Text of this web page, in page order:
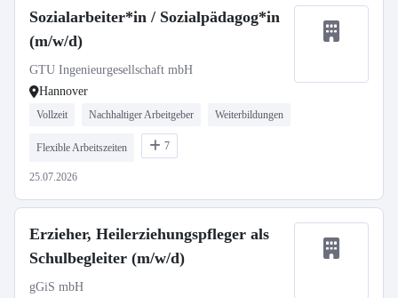
Sozialarbeiter*in / Sozialpädagog*in
(m/w/d)
GTU Ingenieurgesellschaft mbH
Hannover
Vollzeit Nachhaltiger Arbeitgeber Weiterbildungen
Flexible Arbeitszeiten 7
25.07.2026
Erzieher, Heilerziehungspfleger als
Schulbegleiter (m/w/d)
gGiS mbH